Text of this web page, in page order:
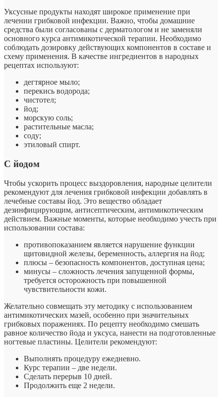
Уксусные продукты находят широкое применение при
лечении грибковой инфекции. Важно, чтобы домашние
средства были согласованы с дерматологом и не заменяли
основного курса антимикотической терапии. Необходимо
соблюдать дозировку действующих компонентов в составе и
схему применения. В качестве ингредиентов в народных
рецептах используют:
дегтярное мыло;
перекись водорода;
чистотел;
йод;
морскую соль;
растительные масла;
соду;
этиловый спирт.
С йодом
Чтобы ускорить процесс выздоровления, народные целители
рекомендуют для лечения грибковой инфекции добавлять в
лечебные составы йод. Это вещество обладает
дезинфицирующим, антисептическим, антимикотическим
действием. Важные моменты, которые необходимо учесть при
использовании состава:
противопоказанием является нарушение функции
щитовидной железы, беременность, аллергия на йод;
плюсы – безопасность компонентов, доступная цена;
минусы – сложность лечения запущенной формы,
требуется осторожность при повышенной
чувствительности кожи.
Желательно совмещать эту методику с использованием
антимикотических мазей, особенно при значительных
грибковых поражениях. По рецепту необходимо смешать
равное количество йода и уксуса, нанести на подготовленные
ногтевые пластины. Целители рекомендуют:
Выполнять процедуру ежедневно.
Курс терапии – две недели.
Сделать перерыв 10 дней.
Продолжить еще 2 недели.